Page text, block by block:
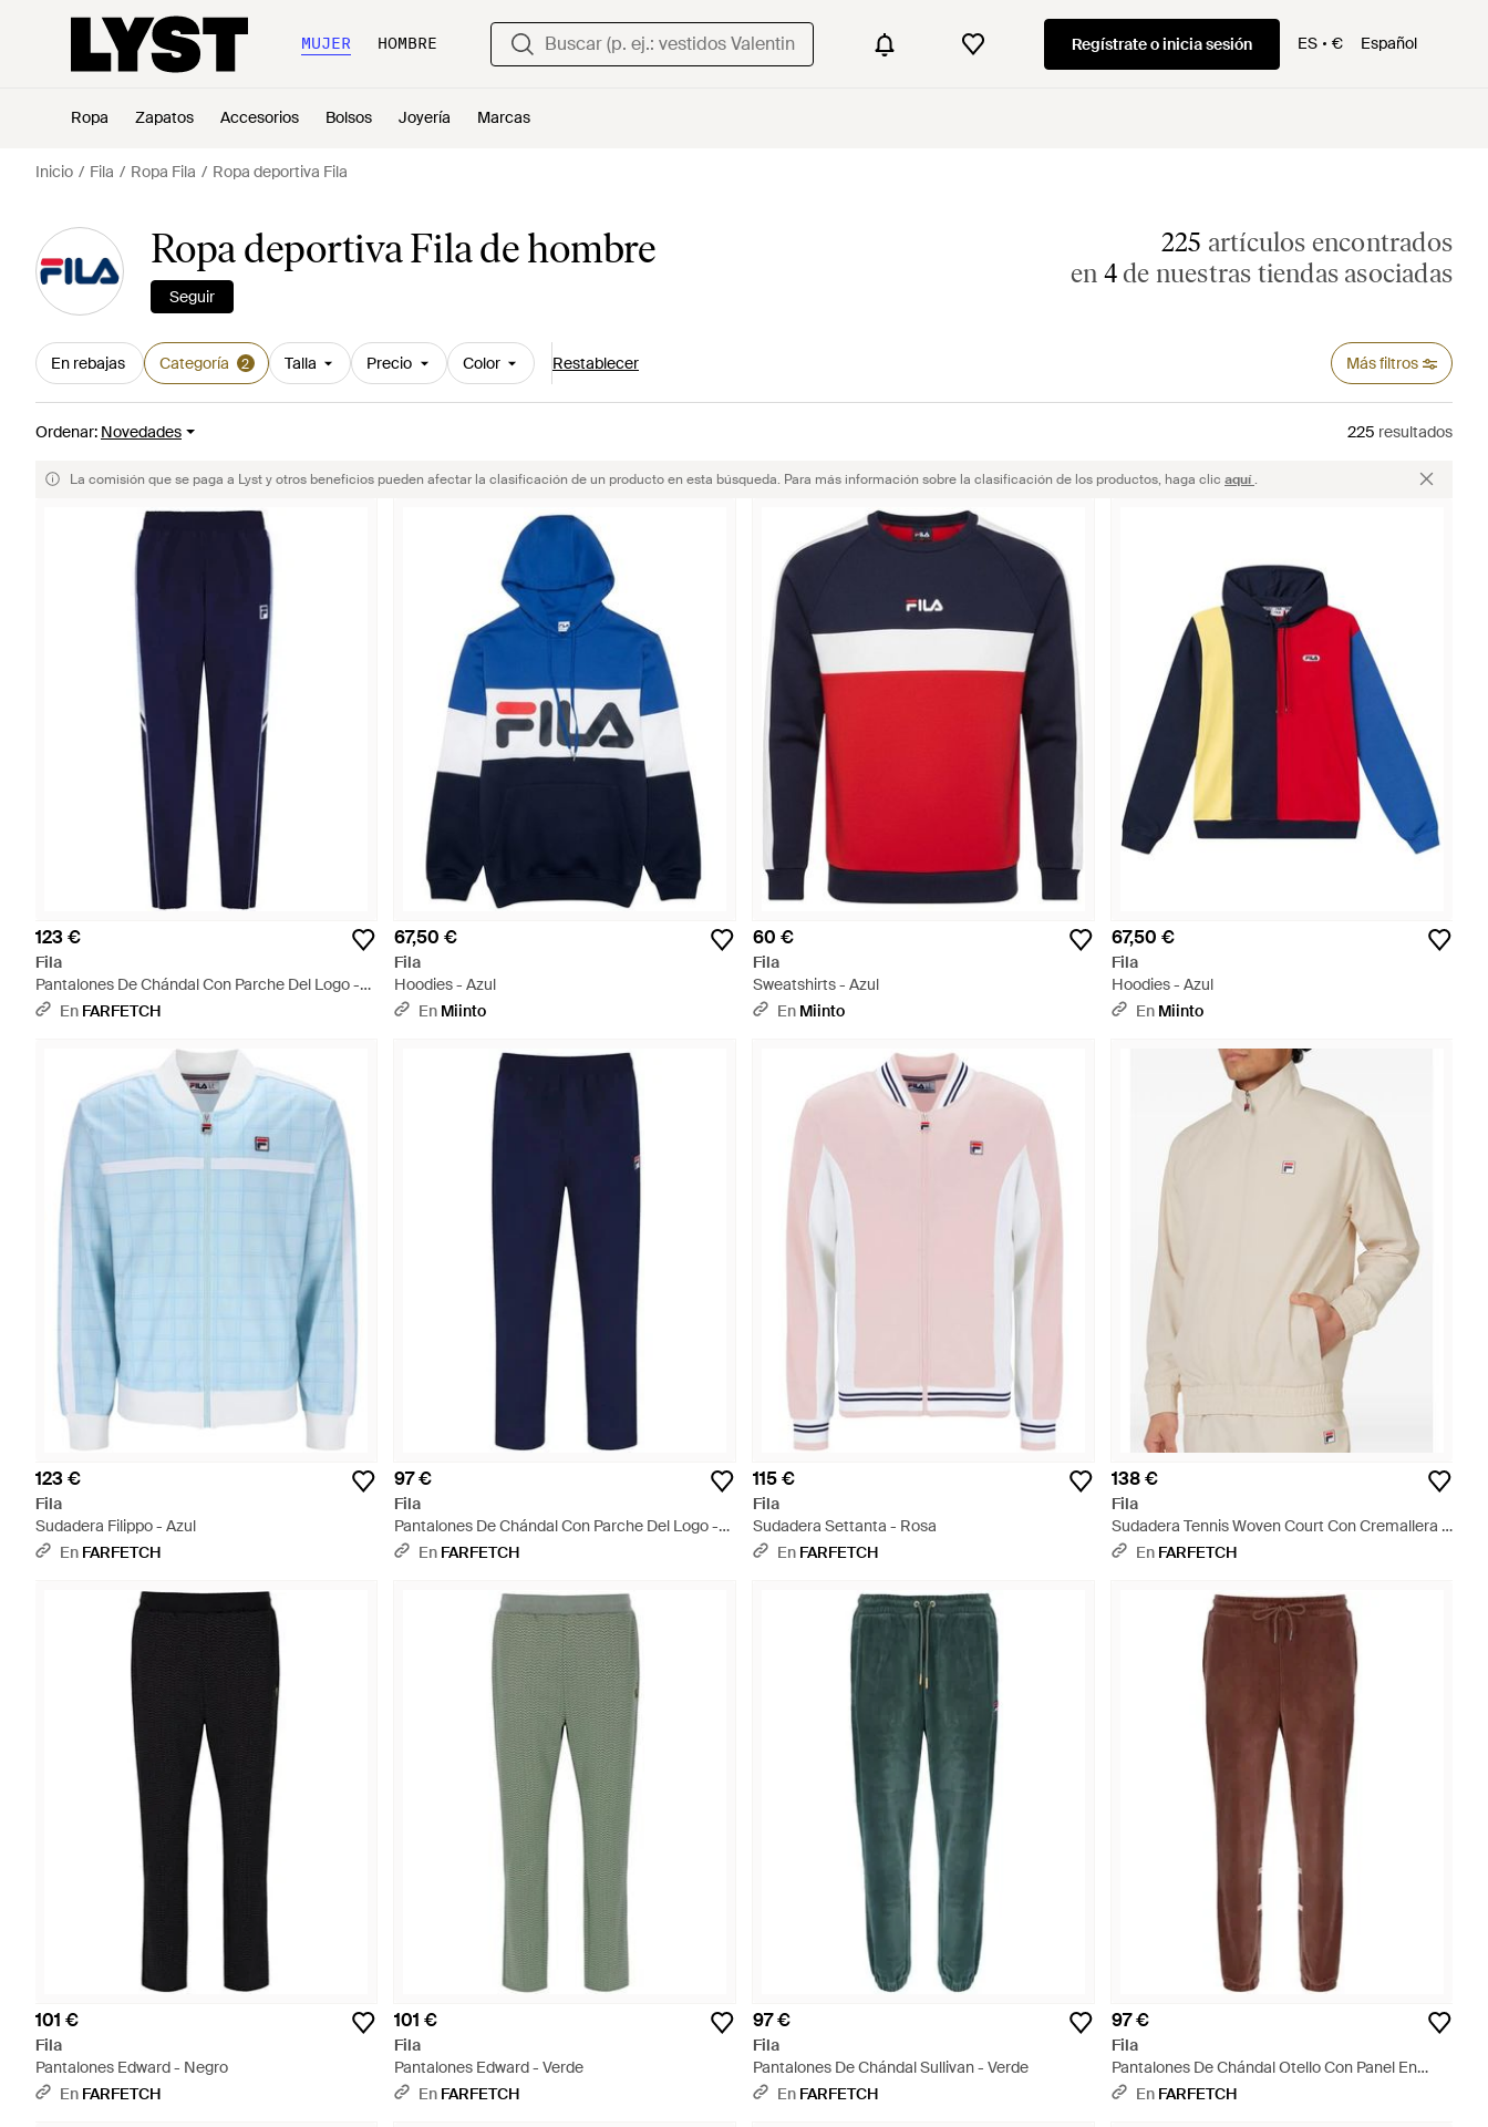
MUJER HOMBRE Regístrate o inicia sesión ES € Español
Ropa Zapatos Accesorios Bolsos Joyería Marcas
Inicio Fila Ropa Fila Ropa deportiva Fila
Ropa deportiva Fila de hombre
Seguir
225 artículos encontrados
en 4 de nuestras tiendas asociadas
En rebajas Categoría 2 Talla Precio Color Restablecer Más filtros
Ordenar: Novedades 225 resultados
La comisión que se paga a Lyst y otros beneficios pueden afectar la clasificación de un producto en esta búsqueda. Para más información sobre la clasificación de los productos, haga clic aquí.
123 €
Fila
Pantalones De Chándal Con Parche Del Logo -
AzulEn FARFETCH
67,50 €
Fila
Hoodies - Azul
En Miinto
60 €
Fila
Sweatshirts - Azul
En Miinto
67,50 €
Fila
Hoodies - Azul
En Miinto
123 €
Fila
Sudadera Filippo - Azul
En FARFETCH
97 €
Fila
Pantalones De Chándal Con Parche Del Logo -
AzulEn FARFETCH
115 €
Fila
Sudadera Settanta - Rosa
En FARFETCH
138 €
Fila
Sudadera Tennis Woven Court Con Cremallera -
Neutro
En FARFETCH
101 €
Fila
Pantalones Edward - Negro
En FARFETCH
101 €
Fila
Pantalones Edward - Verde
En FARFETCH
97 €
Fila
Pantalones De Chándal Sullivan - Verde
En FARFETCH
97 €
Fila
Pantalones De Chándal Otello Con Panel En
Contraste - Marrón
En FARFETCH